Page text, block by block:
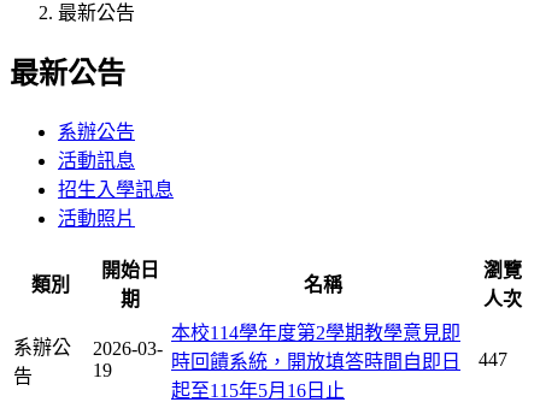
最新公告
最新公告
系辦公告
活動訊息
招生入學訊息
活動照片
類別
開始日
期
名稱
瀏覽
人次
系辦公
告
2026-03-
19
本校114學年度第2學期教學意見即
時回饋系統，開放填答時間自即日
起至115年5月16日止
447